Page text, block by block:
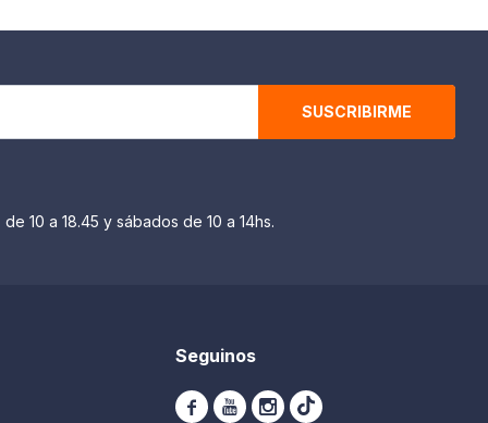
SUSCRIBIRME
10 a 18.45 y sábados de 10 a 14hs.
Seguinos
  